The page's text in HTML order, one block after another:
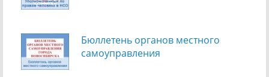
Бюллетень органов местного
самоуправления